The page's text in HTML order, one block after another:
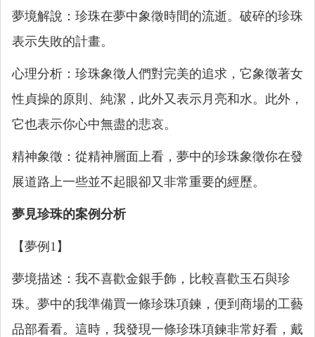
夢境解說：珍珠在夢中象徵時間的流逝。破碎的珍珠
表示失敗的計畫。
心理分析：珍珠象徵人們對完美的追求，它象徵著女
性貞操的原則、純潔，此外又表示月亮和水。此外，
它也表示你心中無盡的悲哀。
精神象徵：從精神層面上看，夢中的珍珠象徵你在發
展道路上一些並不起眼卻又非常重要的經歷。
夢見珍珠的案例分析
【夢例1】
夢境描述：我不喜歡金銀手飾，比較喜歡玉石與珍
珠。夢中的我準備買一條珍珠項鍊，便到商場的工藝
品部看看。這時，我發現一條珍珠項鍊非常好看，戴